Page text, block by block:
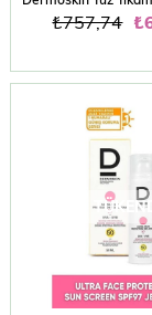
₺757,74
TÜKENDI